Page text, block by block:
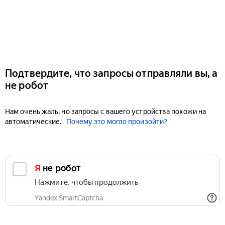
Подтвердите, что запросы отправляли вы, а
не робот
Нам очень жаль, но запросы с вашего устройства похожи на
автоматические.
Почему это могло произойти?
Я не робот
Нажмите, чтобы продолжить
Yandex SmartCaptcha